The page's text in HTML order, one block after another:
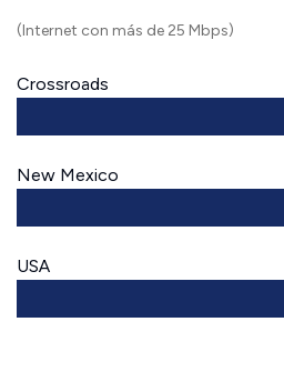
(Internet con más de 25 Mbps)
Crossroads
New Mexico
USA